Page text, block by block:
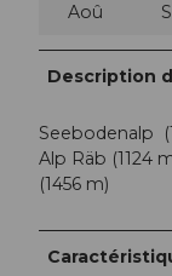
Aoû
Description
Seebodenalp
Alp Räb (1124
(1456 m)